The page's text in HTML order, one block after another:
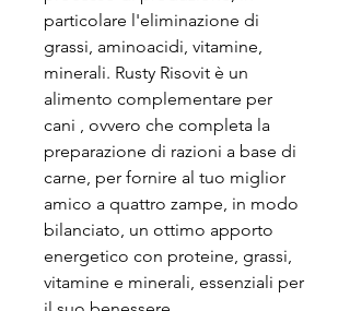
particolare l'eliminazione di
grassi, aminoacidi, vitamine,
minerali. Rusty Risovit è un
alimento complementare per
cani , ovvero che completa la
preparazione di razioni a base di
carne, per fornire al tuo miglior
amico a quattro zampe, in modo
bilanciato, un ottimo apporto
energetico con proteine, grassi,
vitamine e minerali, essenziali per